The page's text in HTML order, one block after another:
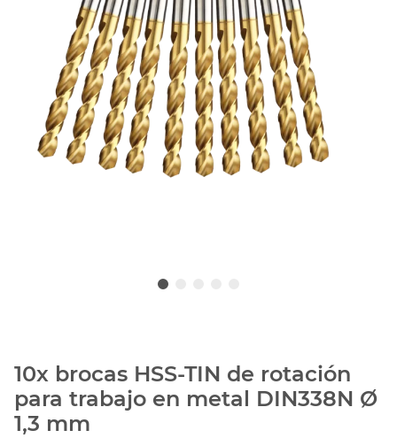
10x brocas HSS-TIN de rotación
para trabajo en metal DIN338N Ø
1,3 mm